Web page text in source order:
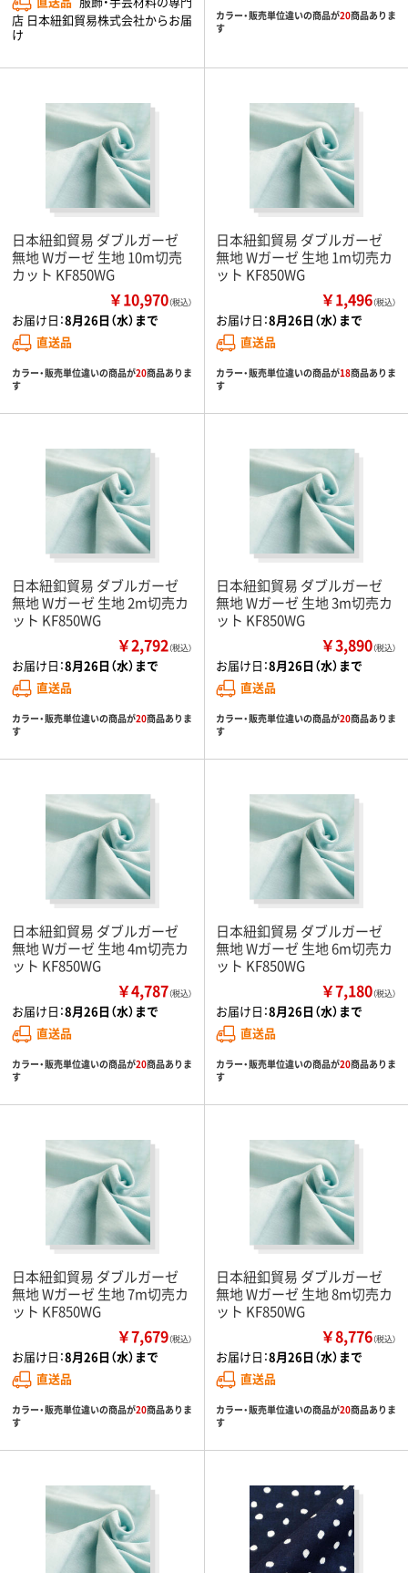
店 日本紐釦貿易株式会社からお届
け
カラー・販売単位違いの商品が20商品ありま
す
日本紐釦貿易 ダブルガーゼ
無地 Wガーゼ 生地 10m切売
カット KF850WG
￥10,970（税込）
お届け日：8月26日（水）まで
直送品
カラー・販売単位違いの商品が20商品ありま
す
日本紐釦貿易 ダブルガーゼ
無地 Wガーゼ 生地 1m切売カ
ット KF850WG
￥1,496（税込）
お届け日：8月26日（水）まで
直送品
カラー・販売単位違いの商品が18商品ありま
す
日本紐釦貿易 ダブルガーゼ
無地 Wガーゼ 生地 2m切売カ
ット KF850WG
￥2,792（税込）
お届け日：8月26日（水）まで
直送品
カラー・販売単位違いの商品が20商品ありま
す
日本紐釦貿易 ダブルガーゼ
無地 Wガーゼ 生地 3m切売カ
ット KF850WG
￥3,890（税込）
お届け日：8月26日（水）まで
直送品
カラー・販売単位違いの商品が20商品ありま
す
日本紐釦貿易 ダブルガーゼ
無地 Wガーゼ 生地 4m切売カ
ット KF850WG
￥4,787（税込）
お届け日：8月26日（水）まで
直送品
カラー・販売単位違いの商品が20商品ありま
す
日本紐釦貿易 ダブルガーゼ
無地 Wガーゼ 生地 6m切売カ
ット KF850WG
￥7,180（税込）
お届け日：8月26日（水）まで
直送品
カラー・販売単位違いの商品が20商品ありま
す
日本紐釦貿易 ダブルガーゼ
無地 Wガーゼ 生地 7m切売カ
ット KF850WG
￥7,679（税込）
お届け日：8月26日（水）まで
直送品
カラー・販売単位違いの商品が20商品ありま
す
日本紐釦貿易 ダブルガーゼ
無地 Wガーゼ 生地 8m切売カ
ット KF850WG
￥8,776（税込）
お届け日：8月26日（水）まで
直送品
カラー・販売単位違いの商品が20商品ありま
す